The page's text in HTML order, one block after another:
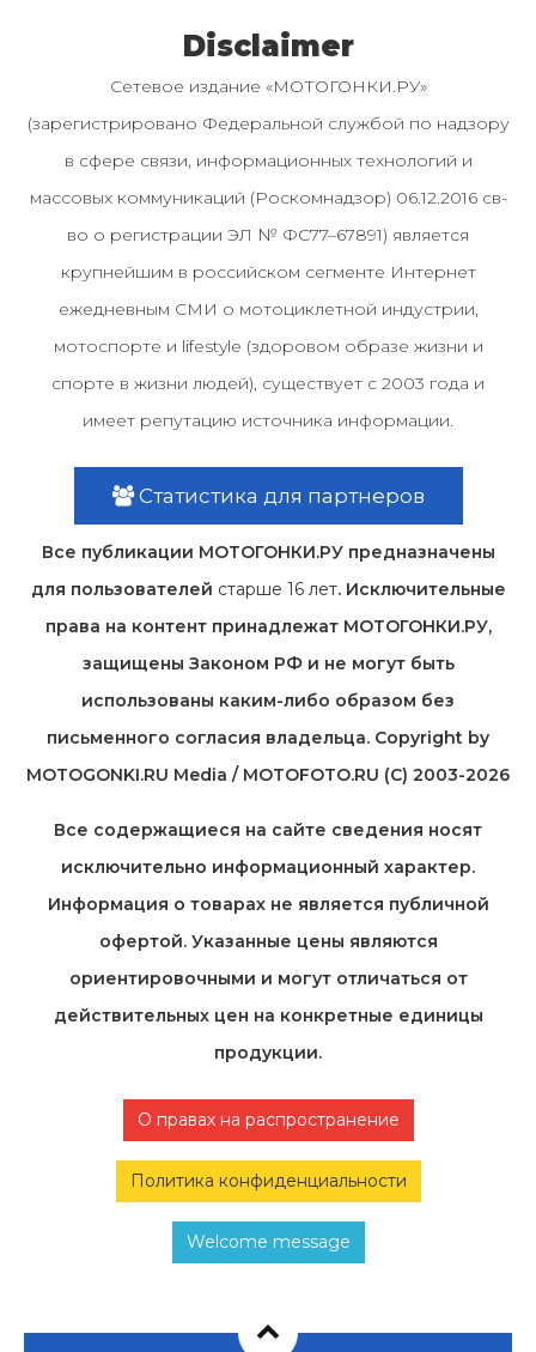
Disclaimer
Сетевое издание «МОТОГОНКИ.РУ»
(зарегистрировано Федеральной службой по надзору
в сфере связи, информационных технологий и
массовых коммуникаций (Роскомнадзор) 06.12.2016 св-
во о регистрации ЭЛ № ФС77–67891) является
крупнейшим в российском сегменте Интернет
ежедневным СМИ о мотоциклетной индустрии,
мотоспорте и lifestyle (здоровом образе жизни и
спорте в жизни людей), существует с 2003 года и
имеет репутацию источника информации.
Статистика для партнеров
Все публикации МОТОГОНКИ.РУ предназначены
для пользователей старше 16 лет. Исключительные
права на контент принадлежат МОТОГОНКИ.РУ,
защищены Законом РФ и не могут быть
использованы каким-либо образом без
письменного согласия владельца. Copyright by
MOTOGONKI.RU Media / MOTOFOTO.RU (C) 2003-2026
Все содержащиеся на cайте сведения носят
исключительно информационный характер.
Информация о товарах не является публичной
офертой. Указанные цены являются
ориентировочными и могут отличаться от
действительных цен на конкретные единицы
продукции.
О правах на распространение
Политика конфиденциальности
Welcome message